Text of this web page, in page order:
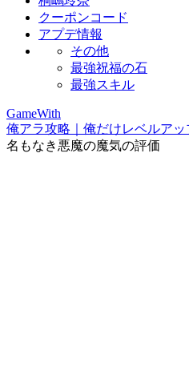
クーポンコード
アプデ情報
その他
最強祝福の石
最強スキル
GameWith
俺アラ攻略｜俺だけレベルアッ
名もなき悪魔の魔気の評価